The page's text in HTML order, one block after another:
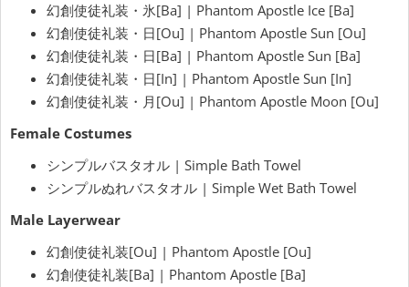
幻創使徒礼装・氷[Ba] | Phantom Apostle Ice [Ba]
幻創使徒礼装・日[Ou] | Phantom Apostle Sun [Ou]
幻創使徒礼装・日[Ba] | Phantom Apostle Sun [Ba]
幻創使徒礼装・日[In] | Phantom Apostle Sun [In]
幻創使徒礼装・月[Ou] | Phantom Apostle Moon [Ou]
Female Costumes
シンプルバスタオル | Simple Bath Towel
シンプルぬれバスタオル | Simple Wet Bath Towel
Male Layerwear
幻創使徒礼装[Ou] | Phantom Apostle [Ou]
幻創使徒礼装[Ba] | Phantom Apostle [Ba]